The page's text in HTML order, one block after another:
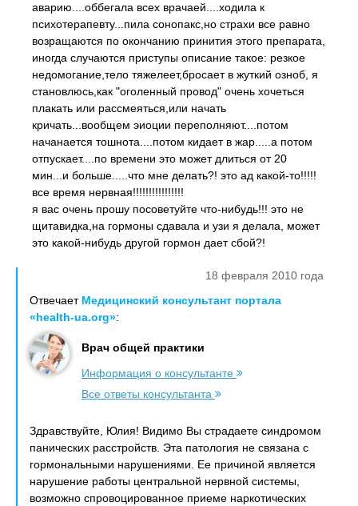
аварию....оббегала всех врачаей....ходила к
психотерапевту...пила сонопакс,но страхи все равно
возращаются по окончанию принития этого препарата,
иногда случаются приступы описание такое: резкое
недомогание,тело тяжелеет,бросает в жуткий озноб, я
становлюсь,как "оголенный провод" очень хочеться
плакать или рассмеяться,или начать
кричать...вообщем эиоции переполняют....потом
начанается тошнота....потом кидает в жар.....а потом
отпускает....по времени это может длиться от 20
мин...и больше.....что мне делать?! это ад какой-то!!!!!
все время нервная!!!!!!!!!!!!!!!!
я вас очень прошу посоветуйте что-нибудь!!! это не
щитавидка,на гормоны сдавала и узи я делала, может
это какой-нибудь другой гормон дает сбой?!
18 февраля 2010 года
Отвечает Медицинский консультант портала
«health-ua.org»:
Врач общей практики
Информация о консультанте
Все ответы консультанта
Здравствуйте, Юлия! Видимо Вы страдаете синдромом
панических расстройств. Эта патология не связана с
гормональными нарушениями. Ее причиной является
нарушение работы центральной нервной системы,
возможно спровоцированное приеме наркотических